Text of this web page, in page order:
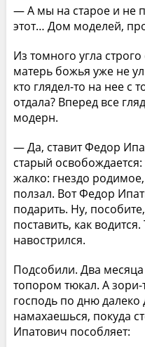
— А мы на старое и не
этот… Дом моделей,
Из томного угла
матерь божья уже не
кто глядел-то на нее с
отдала? Вперед все
модерн.
— Да, ставит Федор
старый
жалко: гнездо
ползал. Вот Федор
подарить. Ну,
поставить, как
навострился.
Подсобили. Два
топором тюкал. А
господь по дню далеко
намахаешься, покуда
Ипатович пособляет: